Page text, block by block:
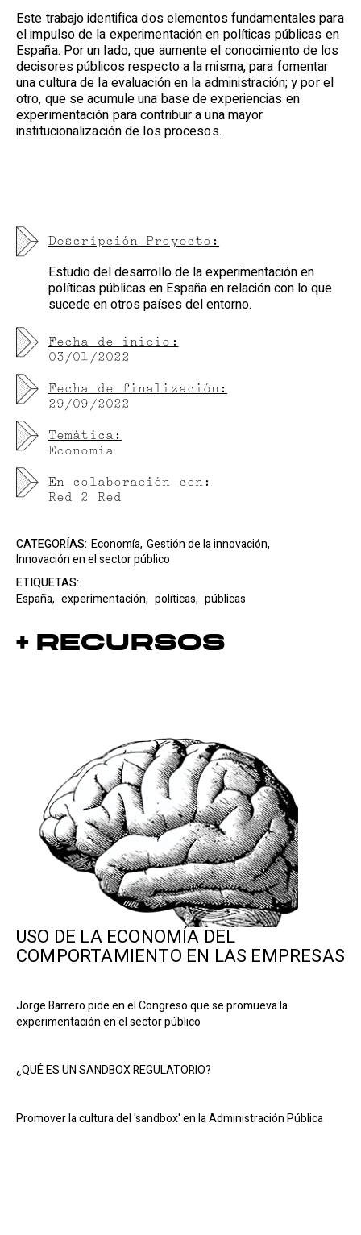
Este trabajo identifica dos elementos fundamentales para
el impulso de la experimentación en políticas públicas en
España. Por un lado, que aumente el conocimiento de los
decisores públicos respecto a la misma, para fomentar
una cultura de la evaluación en la administración; y por el
otro, que se acumule una base de experiencias en
experimentación para contribuir a una mayor
institucionalización de los procesos.
Descripción Proyecto:
Estudio del desarrollo de la experimentación en
políticas públicas en España en relación con lo que
sucede en otros países del entorno.
Fecha de inicio:
03/01/2022
Fecha de finalización:
29/09/2022
Temática:
Economía
En colaboración con:
Red 2 Red
CATEGORÍAS: Economía, Gestión de la innovación,
Innovación en el sector público
ETIQUETAS:
España, experimentación, políticas, públicas
+ Recursos
USO DE LA ECONOMÍA DEL
COMPORTAMIENTO EN LAS EMPRESAS
Jorge Barrero pide en el Congreso que se promueva la
experimentación en el sector público
¿QUÉ ES UN SANDBOX REGULATORIO?
Promover la cultura del 'sandbox' en la Administración Pública